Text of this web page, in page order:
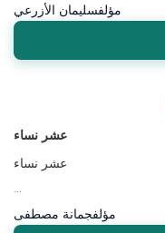
مؤلفسليمان الأزرعي
عشر نساء
عشر نساء
مؤلفجمانة مصطفى